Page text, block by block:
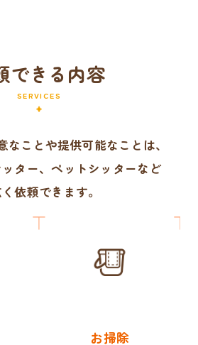
できる内容
SERVICES
なことや提供可能なことは、
ター、ペットシッターなど
依頼できます。
お掃除